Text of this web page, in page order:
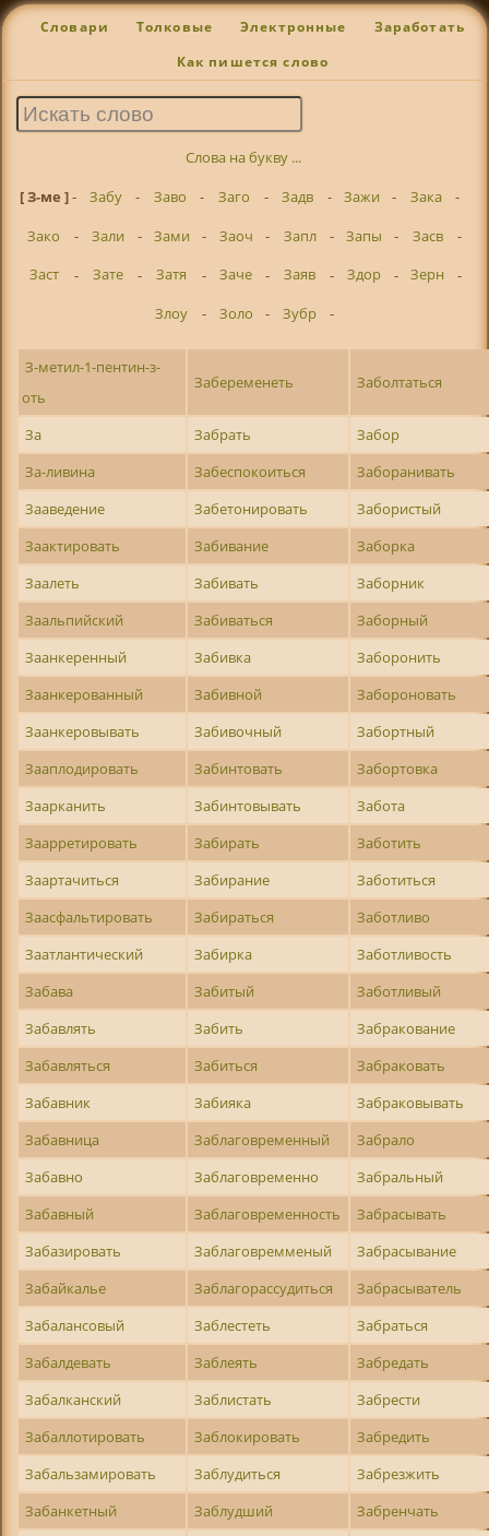
Словари Толковые Электронные Заработать
Как пишется слово
Слова на букву ...
[ З-ме ]- Забу - Заво - Заго - Задв - Зажи - Зака
-
Зако
- Зали - Зами - Заоч - Запл - Запы - Засв
-
Заст
- Зате - Затя - Заче - Заяв - Здор - Зерн
-
Злоу
- Золо - Зубр -
З-метил-1-пентин-з-
оть
Забеременеть Заболтаться
За Забрать
Забор
За-ливина
Забеспокоиться
Заборанивать
Зааведение
Забетонировать
Забористый
Заактировать
Забивание
Заборка
Заалеть
Забивать
Заборник
Заальпийский
Забиваться
Заборный
Заанкеренный
Забивка
Заборонить
Заанкерованный
Забивной
Забороновать
Заанкеровывать
Забивочный
Забортный
Зааплодировать
Забинтовать
Забортовка
Заарканить
Забинтовывать
Забота
Заарретировать
Забирать
Заботить
Заартачиться
Забирание
Заботиться
Заасфальтировать
Забираться
Заботливо
Заатлантический
Забирка
Заботливость
Забава
Забитый
Заботливый
Забавлять
Забить
Забракование
Забавляться
Забиться
Забраковать
Забавник
Забияка
Забраковывать
Забавница
Заблаговременный
Забрало
Забавно
Заблаговременно
Забральный
Забавный
Заблаговременность
Забрасывать
Забазировать
Заблаговремменый
Забрасывание
Забайкалье
Заблагорассудиться
Забрасыватель
Забалансовый
Заблестеть
Забраться
Забалдевать
Заблеять
Забредать
Забалканский
Заблистать
Забрести
Забаллотировать
Заблокировать
Забредить
Забальзамировать
Заблудиться
Забрезжить
Забанкетный
Заблудший
Забренчать